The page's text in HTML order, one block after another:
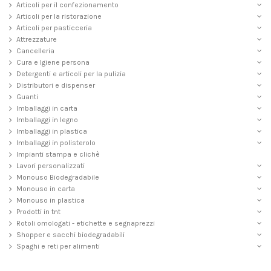
Articoli per il confezionamento
Articoli per la ristorazione
Articoli per pasticceria
Attrezzature
Cancelleria
Cura e Igiene persona
Detergenti e articoli per la pulizia
Distributori e dispenser
Guanti
Imballaggi in carta
Imballaggi in legno
Imballaggi in plastica
Imballaggi in polisterolo
Impianti stampa e clichè
Lavori personalizzati
Monouso Biodegradabile
Monouso in carta
Monouso in plastica
Prodotti in tnt
Rotoli omologati - etichette e segnaprezzi
Shopper e sacchi biodegradabili
Spaghi e reti per alimenti